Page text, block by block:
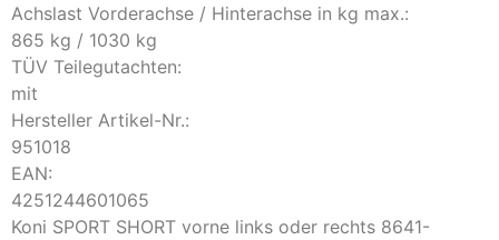
Achslast Vorderachse / Hinterachse in kg max.:
865 kg / 1030 kg
TÜV Teilegutachten:
mit
Hersteller Artikel-Nr.:
951018
EAN:
4251244601065
Koni SPORT SHORT vorne links oder rechts 8641-